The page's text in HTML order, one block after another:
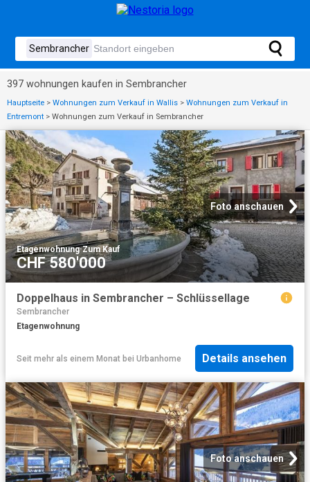
397 wohnungen kaufen in Sembrancher
Hauptseite > Wohnungen zum Verkauf in Wallis > Wohnungen zum Verkauf in
Entremont > Wohnungen zum Verkauf in Sembrancher
Foto anschauen
Etagenwohnung·Zum Kauf
CHF 580'000
Doppelhaus in Sembrancher – Schlüssellage
Sembrancher
Etagenwohnung
Seit mehr als einem Monat bei Urbanhome Details ansehen
Foto anschauen